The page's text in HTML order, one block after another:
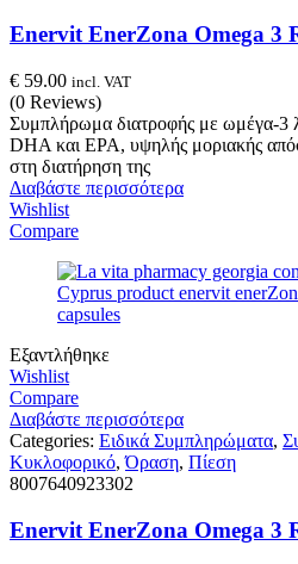
Enervit EnerZona Omega 3
€ 59.00 incl. VAT
(0 Reviews)
Συμπλήρωμα διατροφής με ωμέγα-3
DHA και EPA, υψηλής μοριακής
στη διατήρηση της
Διαβάστε περισσότερα
Wishlist
Compare
Εξαντλήθηκε
Wishlist
Compare
Διαβάστε περισσότερα
Categories: Ειδικά Συμπληρώματα,
Κυκλοφορικό,Όραση, Πίεση
8007640923302
Enervit EnerZona Omega 3